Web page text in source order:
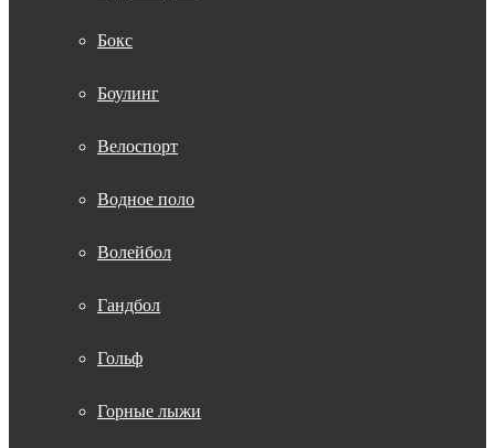
Бокс
Боулинг
Велоспорт
Водное поло
Волейбол
Гандбол
Гольф
Горные лыжи